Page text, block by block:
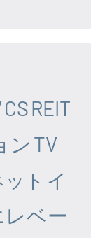
CSREIT
ン TV
ト イ
レベー